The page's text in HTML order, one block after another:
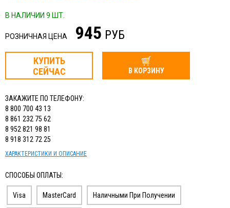
В НАЛИЧИИ 9 ШТ.
РОЗНИЧНАЯ ЦЕНА 945 РУБ
КУПИТЬ
СЕЙЧАС
В КОРЗИНУ
ЗАКАЖИТЕ ПО ТЕЛЕФОНУ:
8 800 700 43 13
8 861 232 75 62
8 952 821 98 81
8 918 312 72 25
ХАРАКТЕРИСТИКИ И ОПИСАНИЕ
СПОСОБЫ ОПЛАТЫ:
Visa MasterCard Наличными При Получении